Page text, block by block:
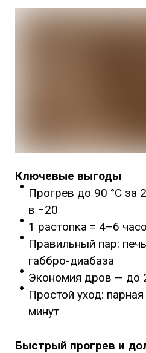
Ключевые выгоды
Прогрев до 90 °C за
в −20
1 растопка = 4–6
Правильный пар:
габбро-диабаза
Экономия дров — до
Простой уход:
минут
Быстрый прогрев и